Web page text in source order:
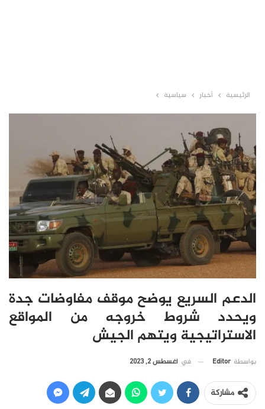
الرئيسية أخبار سياسية
الدعم السريع يوضح موقف مفاوضات جدة
ويحدد شروط خروجه من المواقع
الاستراتيجية ويتهم الجيش
بواسطة Editor في أغسطس 2, 2023
مشاركة